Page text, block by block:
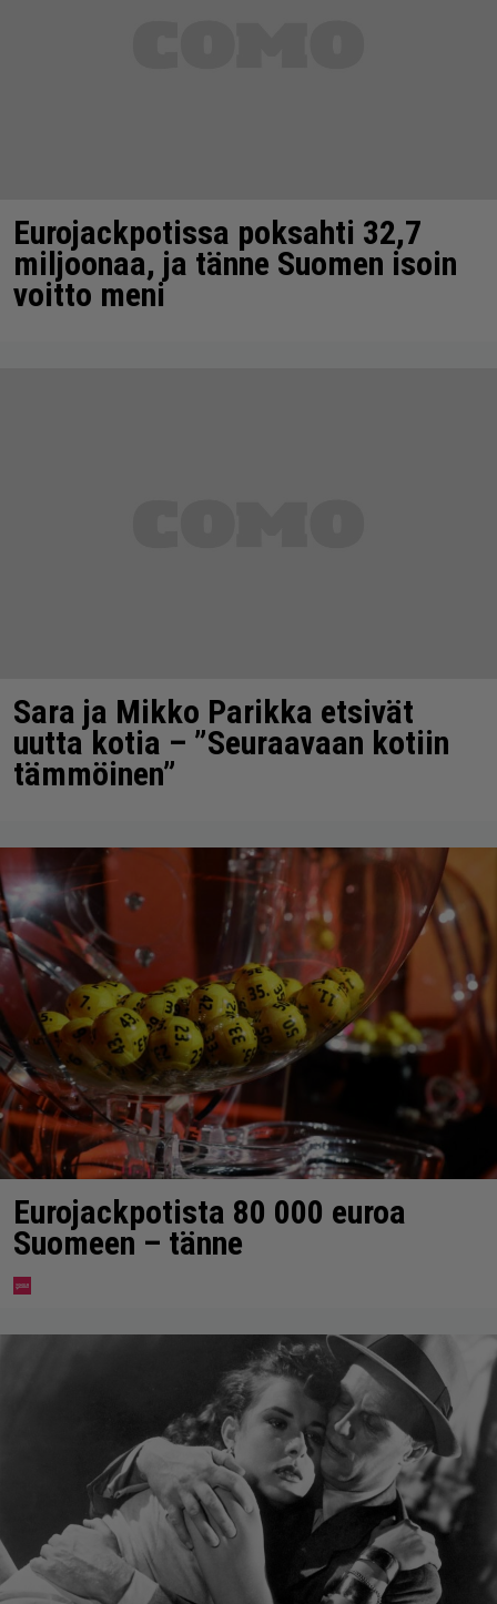
Eurojackpotissa poksahti 32,7
miljoonaa, ja tänne Suomen isoin
voitto meni
Sara ja Mikko Parikka etsivät
uutta kotia – ”Seuraavaan kotiin
tämmöinen”
Eurojackpotista 80 000 euroa
Suomeen – tänne